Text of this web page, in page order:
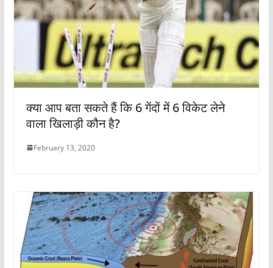
क्या आप बता सकते हैं कि 6 गेंदों में 6 विकेट लेने
वाला खिलाड़ी कौन है?
February 13, 2020